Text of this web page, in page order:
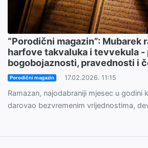
“Porodični magazin”: Mubarek
harfove takvaluka i tevvekula -
bogobojaznosti, pravednosti i
Porodični magazin 17.02.2026. 11:15
Ramazan, najodabraniji mjesec u godini
darovao bezvremenim vrijednostima,